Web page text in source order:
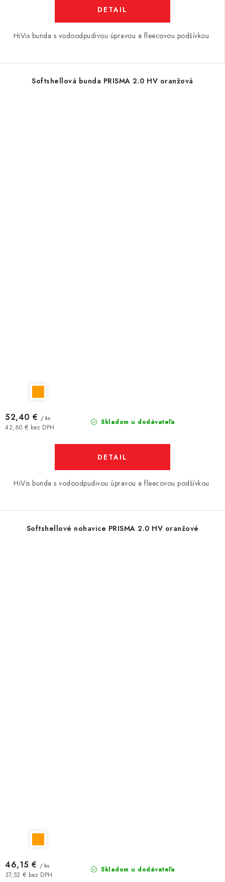
DETAIL
HiVis bunda s vodoodpudivou úpravou a fleecovou podšívkou
Softshellová bunda PRISMA 2.0 HV oranžová
Skladom u dodávateľa
42,60 € bez DPH
52,40 € / ks
DETAIL
HiVis bunda s vodoodpudivou úpravou a fleecovou podšívkou
Softshellové nohavice PRISMA 2.0 HV oranžové
Skladom u dodávateľa
37,52 € bez DPH
46,15 € / ks